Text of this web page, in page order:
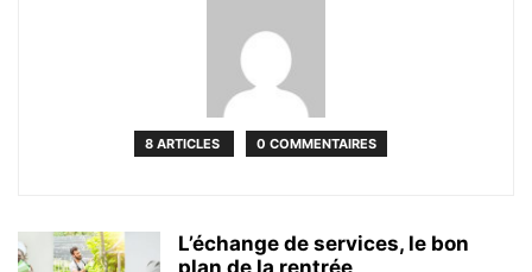
8 ARTICLES 0 COMMENTAIRES
L’échange de services, le bon
plan de la rentrée